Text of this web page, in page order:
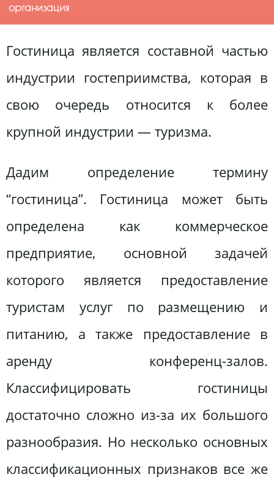
организация
Гостиница является составной частью
индустрии гостеприимства, которая в
свою очередь относится к более
крупной индустрии — туризма.
Дадим определение термину
“гостиница”. Гостиница может быть
определена как коммерческое
предприятие, основной задачей
которого является предоставление
туристам услуг по размещению и
питанию, а также предоставление в
аренду конференц-залов.
Классифицировать гостиницы
достаточно сложно из-за их большого
разнообразия. Но несколько основных
классификационных признаков все же